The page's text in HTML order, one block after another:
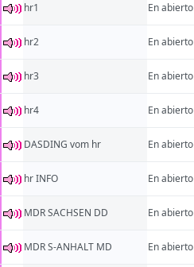
hr1 En abierto
hr2 En abierto
hr3 En abierto
hr4 En abierto
DASDING vom hr En abierto
hr INFO En abierto
MDR SACHSEN DD En abierto
MDR S-ANHALT MD En abierto